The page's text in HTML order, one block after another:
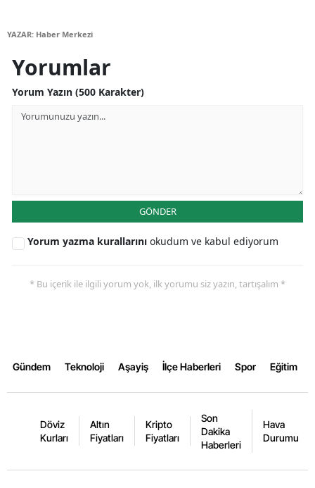
Manisa
Kahramanmaraş
Mardin
Nevşehir
Niğde
Ordu
Rize
YAZAR: Haber Merkezi
Yorumlar
Yorum Yazın (500 Karakter)
GÖNDER
Yorum yazma kurallarını okudum ve kabul ediyorum
* Bu içerik ile ilgili yorum yok, ilk yorumu siz yazın, tartışalım *
Gündem Teknoloji Aşayiş İlçe Haberleri Spor Eğitim
Döviz
Kurları
Altın
Fiyatları
Kripto
Fiyatları
Son
Dakika
Haberleri
Hava
Durumu